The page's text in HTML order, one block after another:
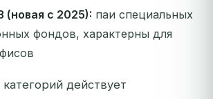
(новая с 2025): паи специальных
фондов, характерны для
действует